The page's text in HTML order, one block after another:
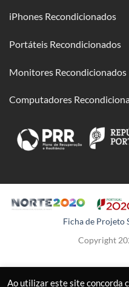
iPhones Recondicionados
Portáteis Recondicionados
Monitores Recondicionados
Computadores
Ficha de Projeto
Copyright
Ao utilizar este site concorda